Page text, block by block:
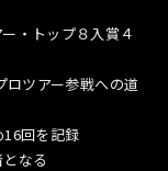
・トップ８入賞４
ツアー参戦への道
回を記録
なる